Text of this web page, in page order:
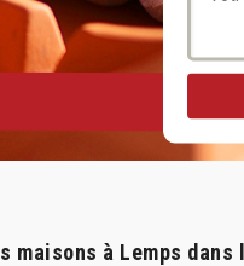
maisons à Lemps dans